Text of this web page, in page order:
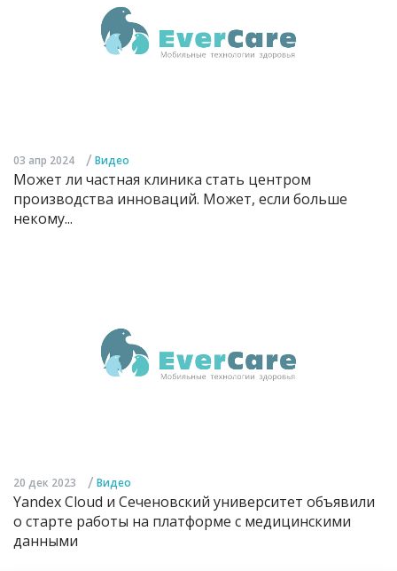
03 апр 2024 / Видео
Может ли частная клиника стать центром
производства инноваций. Может, если больше
некому...
20 дек 2023 / Видео
Yandex Cloud и Сеченовский университет объявили
о старте работы на платформе с медицинскими
данными